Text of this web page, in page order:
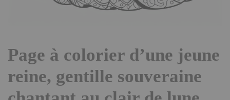
Page à colorier d’une jeune
reine, gentille souveraine